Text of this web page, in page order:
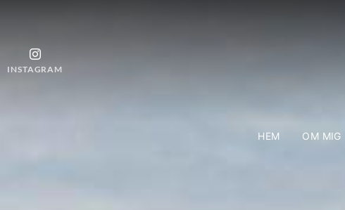
INSTAGRAM
HEM OM MIG